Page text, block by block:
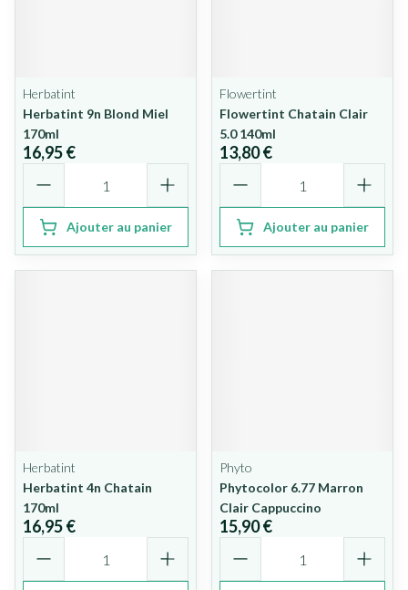
Herbatint
Herbatint 9n Blond Miel
170ml
16,95 €
Ajouter au panier
Flowertint
Flowertint Chatain Clair
5.0 140ml
13,80 €
Ajouter au panier
Herbatint
Herbatint 4n Chatain
170ml
16,95 €
Phyto
Phytocolor 6.77 Marron
Clair Cappuccino
15,90 €